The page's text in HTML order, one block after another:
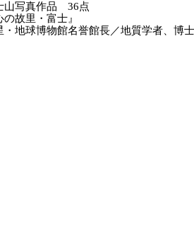
山写真作品 36点
故里・富士』
・地球博物館名誉館長／地質学者、博